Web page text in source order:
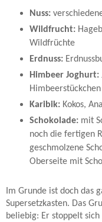
Nuss:
Wildfrucht:
Wildfrüchte
Erdnuss:
Himbeer Joghurt:
Himbeerstückchen
Karibik: Kokos,
Schokolade:mit
noch die fertigen
geschmolzene
Oberseite mit
Im Grunde ist doch das
Supersetzkasten. Das
beliebig: Er stoppelt